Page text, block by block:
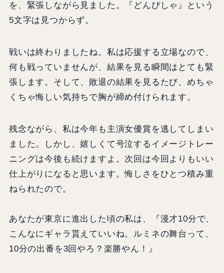
を、緊張しながら見ました。『どんぴしゃ』という
5文字は見つからず。
戦いは終わりましたね。私は応援する立場なので、
何も戦っていませんが、結果を見る瞬間はとても緊
張します。そして、敗退の結果を見るたび、めちゃ
くちゃ悔しい気持ちで胸が締め付けられます。
残念ながら、私は今年も主演女優賞を逃してしまい
ました。しかし、嬉しくて号泣するイメージトレー
ニングは今後も続けますよ。次回は今回よりもいい
仕上がりになると思います。悔しさをひとつ積み重
ねられたので。
あなたが東京に進出した頃の私は、『漫才10分で、
こんなにギャラ貰えていいね。ルミネの舞台って、
10分の出番を3回やろ？楽勝やん！』